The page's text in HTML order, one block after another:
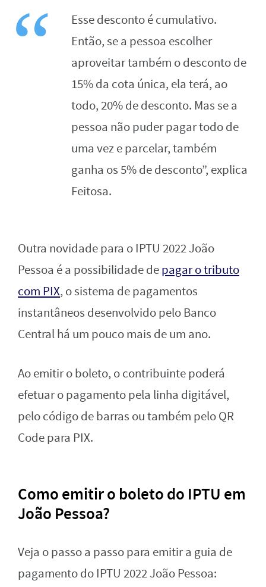
Esse desconto é cumulativo.
Então, se a pessoa escolher
aproveitar também o desconto de
15% da cota única, ela terá, ao
todo, 20% de desconto. Mas se a
pessoa não puder pagar todo de
uma vez e parcelar, também
ganha os 5% de desconto”, explica
Feitosa.
Outra novidade para o IPTU 2022 João
Pessoa é a possibilidade depagar o tributo
com PIX, o sistema de pagamentos
instantâneos desenvolvido pelo Banco
Central há um pouco mais de um ano.
Ao emitir o boleto, o contribuinte poderá
efetuar o pagamento pela linha digitável,
pelo código de barras ou também pelo QR
Code para PIX.
Como emitir o boleto do IPTU em
João Pessoa?
Veja o passo a passo para emitir a guia de
pagamento do IPTU 2022 João Pessoa: